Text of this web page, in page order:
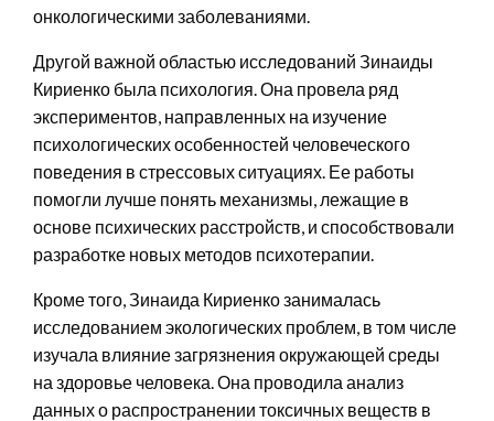
онкологическими заболеваниями.
Другой важной областью исследований Зинаиды
Кириенко была психология. Она провела ряд
экспериментов, направленных на изучение
психологических особенностей человеческого
поведения в стрессовых ситуациях. Ее работы
помогли лучше понять механизмы, лежащие в
основе психических расстройств, и способствовали
разработке новых методов психотерапии.
Кроме того, Зинаида Кириенко занималась
исследованием экологических проблем, в том числе
изучала влияние загрязнения окружающей среды
на здоровье человека. Она проводила анализ
данных о распространении токсичных веществ в